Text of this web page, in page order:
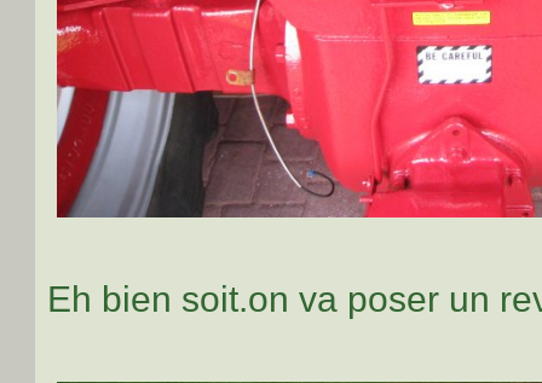
Eh bien soit.on va poser un